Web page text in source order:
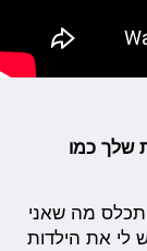
שלך כמו
מה שאני
לי את הילדות